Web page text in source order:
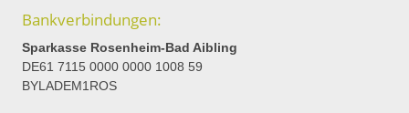
Bankverbindungen:
Sparkasse Rosenheim-Bad Aibling
DE61 7115 0000 0000 1008 59
BYLADEM1ROS